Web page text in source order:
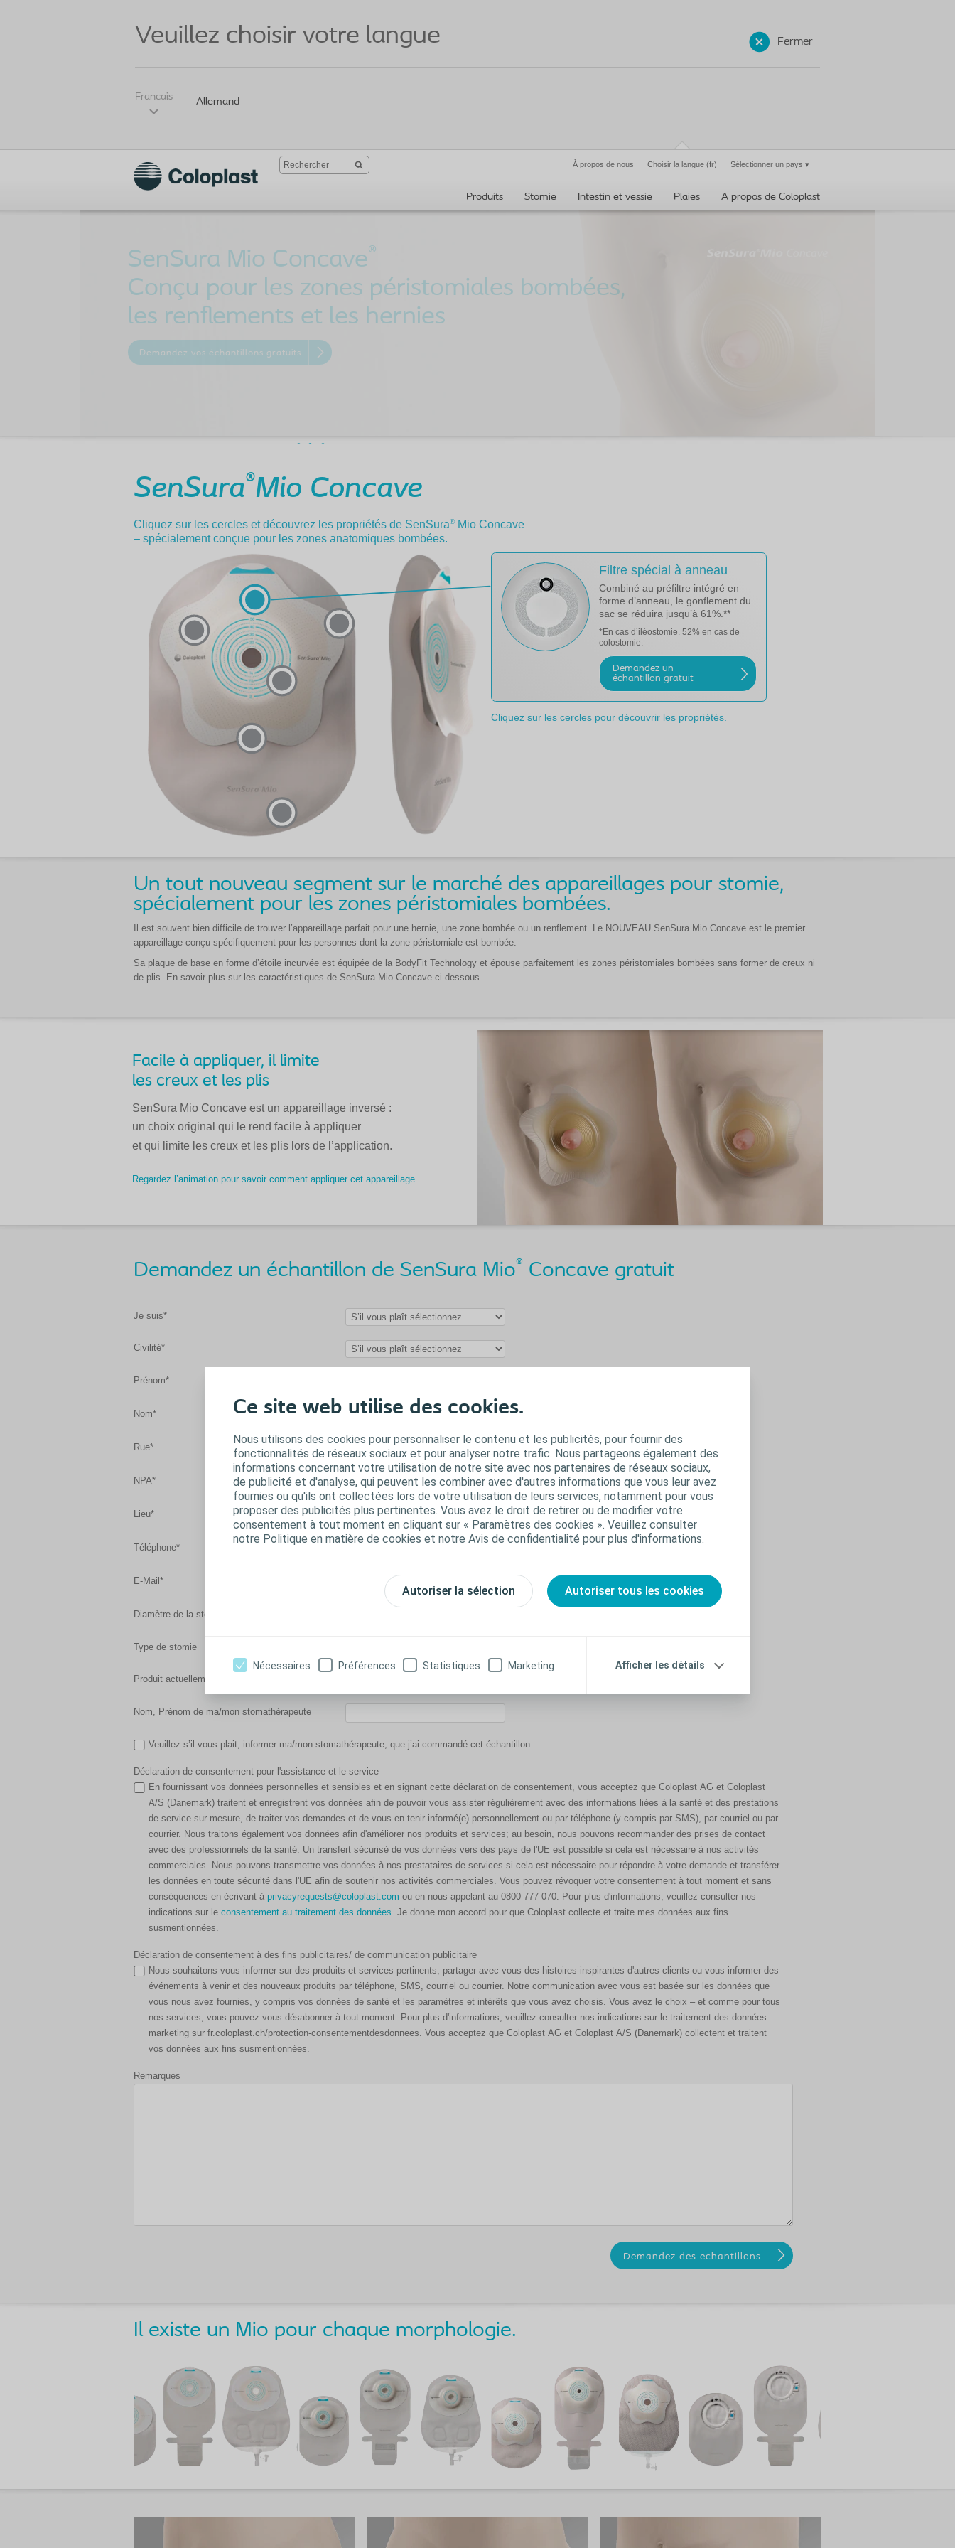
Ce site web utilise des cookies.
Nous utilisons des cookies pour personnaliser le contenu et les publicités, pour fournir des
fonctionnalités de réseaux sociaux et pour analyser notre trafic. Nous partageons également des
informations concernant votre utilisation de notre site avec nos partenaires de réseaux sociaux,
de publicité et d'analyse, qui peuvent les combiner avec d'autres informations que vous leur avez
fournies ou qu'ils ont collectées lors de votre utilisation de leurs services, notamment pour vous
proposer des publicités plus pertinentes. Vous avez le droit de retirer ou de modifier votre
consentement à tout moment en cliquant sur « Paramètres des cookies ». Veuillez consulter
notre Politique en matière de cookies et notre Avis de confidentialité pour plus d'informations.
Autoriser la sélection Autoriser tous les cookies
Nécessaires Préférences Statistiques Marketing Afficher les détails
Fermer
Veuillez choisir votre langue
Francais Allemand
À propos de nous Choisir la langue (fr) Sélectionner un pays ▾
Produits Stomie Intestin et vessie Plaies A propos de Coloplast
SenSura Mio Concave®
Conçu pour les zones péristomiales bombées,
Demandez vos échantillons gratuits
SenSura®Mio Concave
Cliquez sur les cercles et découvrez les propriétés de SenSura®Mio Concave
– spécialement conçue pour les zones anatomiques bombées.
Filtre spécial à anneau
Combiné au préfiltre intégré en
forme d’anneau, le gonflement du
sac se réduira jusqu’à 61%.**
*En cas d’iléostomie. 52% en cas de
colostomie.
Demandez un
échantillon gratuit
Cliquez sur les cercles pour découvrir les propriétés.
Un tout nouveau segment sur le marché des appareillages pour stomie,
spécialement pour les zones péristomiales bombées.
Il est souvent bien difficile de trouver l’appareillage parfait pour une hernie, une zone bombée ou un renflement. Le NOUVEAU SenSura Mio Concave est le premier
appareillage conçu spécifiquement pour les personnes dont la zone péristomiale est bombée.
Sa plaque de base en forme d’étoile incurvée est équipée de la BodyFit Technology et épouse parfaitement les zones péristomiales bombées sans former de creux ni
de plis. En savoir plus sur les caractéristiques de SenSura Mio Concave ci-dessous.
Facile à appliquer, il limite
les creux et les plis
SenSura Mio Concave est un appareillage inversé :
un choix original qui le rend facile à appliquer
et qui limite les creux et les plis lors de l’application.
Regardez l’animation pour savoir comment appliquer cet appareillage
Demandez un échantillon de SenSura Mio® Concave gratuit
Je suis*
Civilité*
Prénom*
Nom*
Rue*
NPA*
Lieu*
Téléphone*
E-Mail*
Diamètre de la stomie (en mm)
Type de stomie
Produit actuellement utilisé :
Nom, Prénom de ma/mon stomathérapeute
Veuillez s’il vous plait, informer ma/mon stomathérapeute, que j’ai commandé cet échantillon
Déclaration de consentement pour l'assistance et le service
En fournissant vos données personnelles et sensibles et en signant cette déclaration de consentement, vous acceptez que Coloplast AG et Coloplast
A/S (Danemark) traitent et enregistrent vos données afin de pouvoir vous assister régulièrement avec des informations liées à la santé et des prestations
de service sur mesure, de traiter vos demandes et de vous en tenir informé(e) personnellement ou par téléphone (y compris par SMS), par courriel ou par
courrier. Nous traitons également vos données afin d'améliorer nos produits et services; au besoin, nous pouvons recommander des prises de contact
avec des professionnels de la santé. Un transfert sécurisé de vos données vers des pays de l'UE est possible si cela est nécessaire à nos activités
commerciales. Nous pouvons transmettre vos données à nos prestataires de services si cela est nécessaire pour répondre à votre demande et transférer
les données en toute sécurité dans l'UE afin de soutenir nos activités commerciales. Vous pouvez révoquer votre consentement à tout moment et sans
conséquences en écrivant à privacyrequests@coloplast.com ou en nous appelant au 0800 777 070. Pour plus d'informations, veuillez consulter nos
indications sur le consentement au traitement des données
susmentionnées.
Déclaration de consentement à des fins publicitaires/ de communication publicitaire
Nous souhaitons vous informer sur des produits et services pertinents, partager avec vous des histoires inspirantes d'autres clients ou vous informer des
événements à venir et des nouveaux produits par téléphone, SMS, courriel ou courrier. Notre communication avec vous est basée sur les données que
vous nous avez fournies, y compris vos données de santé et les paramètres et intérêts que vous avez choisis. Vous avez le choix – et comme pour tous
nos services, vous pouvez vous désabonner à tout moment. Pour plus d'informations, veuillez consulter nos indications sur le traitement des données
marketing sur fr.coloplast.ch/protection-consentementdesdonnees. Vous acceptez que Coloplast AG et Coloplast A/S (Danemark) collectent et traitent
vos données aux fins susmentionnées.
Remarques
Il existe un Mio pour chaque morphologie.